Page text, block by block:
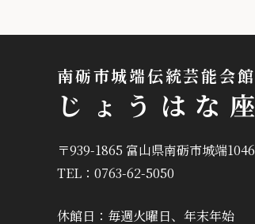
南砺市城端伝統芸能会館
じょうはな座
〒939-1865 富山県南砺市城端1046
TEL：0763-62-5050
休館日：毎週火曜日、年末年始